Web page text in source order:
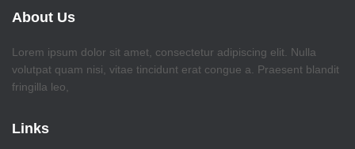
About Us
Lorem ipsum dolor sit amet, consectetur adipiscing elit. Nulla
volutpat quam nisi, vitae tincidunt erat congue a. Praesent blandit
fringilla leo,
Links